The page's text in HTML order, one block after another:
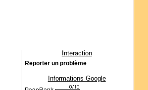
Interaction
Reporter un problème
Informations Google